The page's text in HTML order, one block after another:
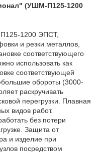
(УШМ-П125-1200
1200 ЭПСТ,
и резки металлов,
соответствующего
использовать как
соответствующей
обороты (3000-
раскручивать
перегрузки. Плавная
видов работ.
без потери
Защита от
и изделие при
посредством